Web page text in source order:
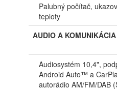
Palubný počítač,
teploty
AUDIO A KOMUNIKÁCIA
Audiosystém 10,4",
Android Auto™ a
autorádio AM/FM/DAB